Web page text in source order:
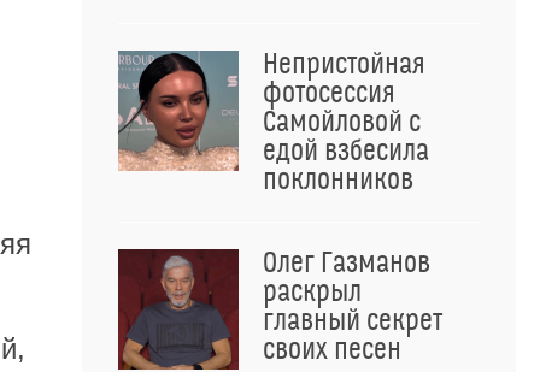
Непристойная
фотосессия
Самойловой с
едой взбесила
поклонников
Олег Газманов
раскрыл
главный секрет
своих песен